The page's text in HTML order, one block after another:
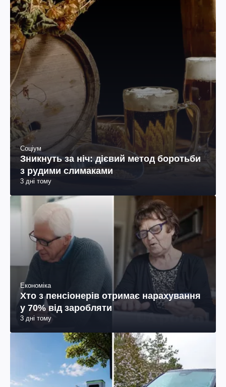
Соціум
Зникнуть за ніч: дієвий метод боротьби
з рудими слимаками
3 дні тому
Економіка
Хто з пенсіонерів отримає нарахування
у 70% від заробляти
3 дні тому